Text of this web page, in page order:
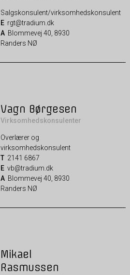
Salgskonsulent/virksomhedskonsulent
E rgt@tradium.dk
ABlommevej 40, 8930
Randers NØ
Vagn Børgesen
Virksomhedskonsulenter
Overlærer og
virksomhedskonsulent
T2141 6867
E vb@tradium.dk
ABlommevej 40, 8930
Randers NØ
Mikael
Rasmussen